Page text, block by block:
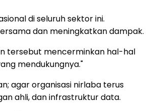
di seluruh sektor ini.
dan meningkatkan dampak.
tersebut mencerminkan hal-hal
mendukungnya."
agar organisasi nirlaba terus
ahli, dan infrastruktur data.